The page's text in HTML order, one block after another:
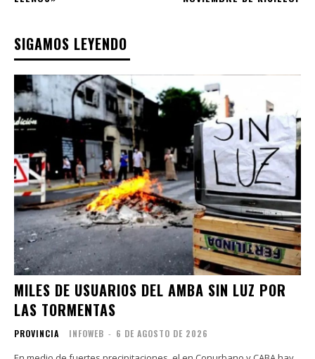
SIGAMOS LEYENDO
MILES DE USUARIOS DEL AMBA SIN LUZ POR
LAS TORMENTAS
PROVINCIA INFOWEB - 6 DE AGOSTO DE 2026